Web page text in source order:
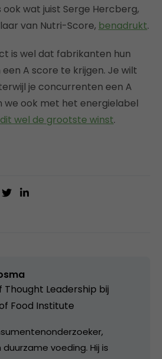
wat juist Serge Hercberg,
van Nutri-Score, benadrukt.
is wel dat fabrikanten hun
A score te krijgen. Je wilt
je concurrenten een A
we ook met het energielabel
dit wel de grootste winst.
Thought Leadership bij
Food Institute
voeding. Hij is